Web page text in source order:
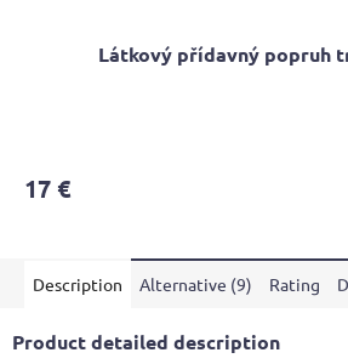
Látkový přídavný popruh
17 €
Description Alternative (9) Rating
Product detailed description